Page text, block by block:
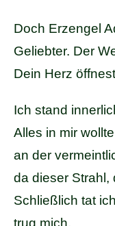
Doch Erzengel
Geliebter. Der
Dein Herz
Ich stand
Alles in mir
an der
da dieser Strahl,
Schließlich tat
trug mich.